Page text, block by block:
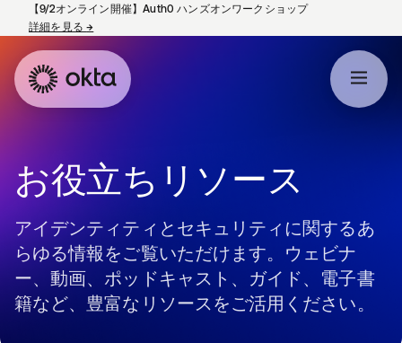
【9/2オンライン開催】Auth0 ハンズオンワークショップ
詳細を見る→
お役立ちリソース
アイデンティティとセキュリティに関するあ
らゆる情報をご覧いただけます。ウェビナ
ー、動画、ポッドキャスト、ガイド、電子書
籍など、豊富なリソースをご活用ください。